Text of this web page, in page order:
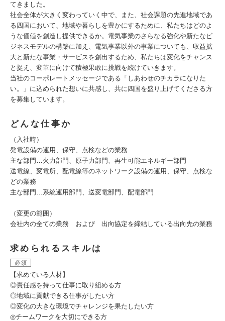
てきました。
社会全体が大きく変わっていく中で、また、社会課題の先進地域であ
る四国において、地域や暮らしを豊かにするために、私たちはどのよ
うな価値を創造し提供できるか。電気事業のさらなる強化や新たなビ
ジネスモデルの構築に加え、電気事業以外の事業についても、収益拡
大と新たな事業・サービスを創出するため、私たちは変化をチャンス
と捉え、変革に向けて積極果敢に挑戦を続けていきます。
当社のコーポレートメッセージである「しあわせのチカラになりた
い。」に込められた想いに共感し、共に四国を盛り上げてくださる方
を募集しています。
どんな仕事か
（入社時）
発電設備の運用、保守、点検などの業務
主な部門…火力部門、原子力部門、再生可能エネルギー部門
送電線、変電所、配電線等のネットワーク設備の運用、保守、点検な
どの業務
主な部門…系統運用部門、送変電部門、配電部門
（変更の範囲）
会社内の全ての業務 および 出向協定を締結している出向先の業務
求められるスキルは
必須
【求めている人材】
◎責任感を持って仕事に取り組める方
◎地域に貢献できる仕事がしたい方
◎変化の大きな環境でチャレンジを果たしたい方
◎チームワークを大切にできる方